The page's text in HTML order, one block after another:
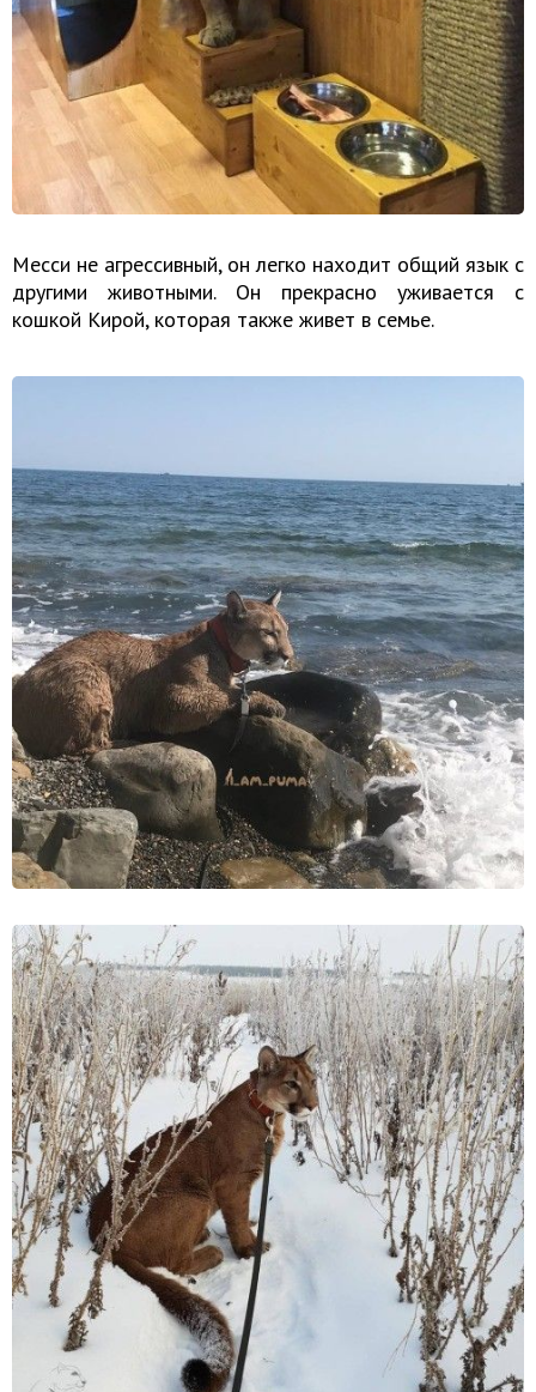
Месси не агрессивный, он легко находит общий язык с
другими животными. Он прекрасно уживается с
кошкой Кирой, которая также живет в семье.